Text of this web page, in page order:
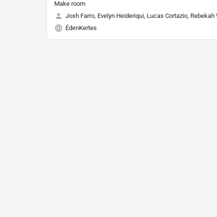
Make room
Josh Farro, Evelyn Heideriqui, Lucas Cortazio, Rebekah
ÉdenKertes